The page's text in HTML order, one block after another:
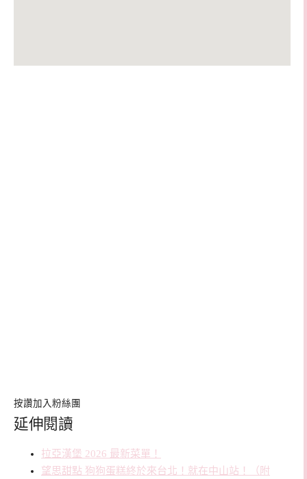
按讚加入粉絲團
延伸閱讀
拉亞漢堡 2026 最新菜單！
望思甜點 狗狗蛋糕終於來台北！就在中山站！（附